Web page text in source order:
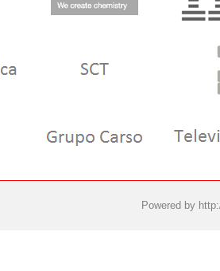
Powered by